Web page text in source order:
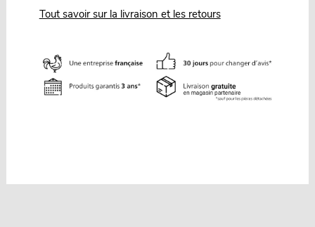
Tout savoir sur la livraison et les retours